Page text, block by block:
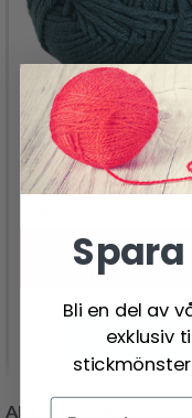
HJERTEGARN
COTTON
Erbjudandet
31/08/2026
Se produkt
ANDRA KUNDER
Bli en del av
exklusiv